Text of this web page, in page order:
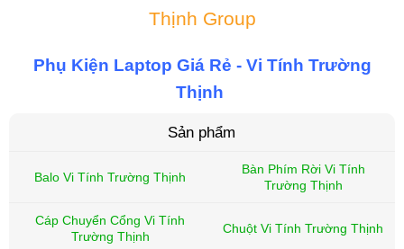
Thịnh Group
Phụ Kiện Laptop Giá Rẻ - Vi Tính Trường
Thịnh
Sản phẩm
Balo Vi Tính Trường Thịnh
Bàn Phím Rời Vi Tính
Trường Thịnh
Cáp Chuyển Cổng Vi Tính
Trường Thịnh
Chuột Vi Tính Trường Thịnh